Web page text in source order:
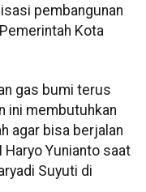
pembangunan
Kota
gas bumi terus
ini membutuhkan
agar bisa berjalan
Haryo Yunianto saat
Suyuti di